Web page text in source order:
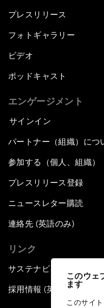
このウェ
ます
このサイ
プレスリリース
フォトギャラリー
ビデオ
ポッドキャスト
エンゲージメント
サインイン
パートナー（組織）につ
参加する（個人、組織）
プレスリリース登録
ニュースレター購読
連絡先 (英語のみ)
リンク
サステナビリティへの取
採用情報 (英語のみ)